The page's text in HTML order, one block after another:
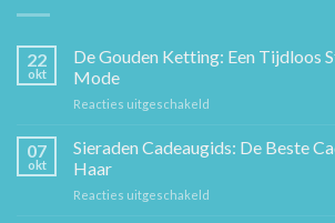
22
okt
De Gouden Ketting: Een Tijdloos
Mode
Reacties uitgeschakeld
Gouden
07
okt
Sieraden Cadeaugids: De Beste
Haar
Reacties uitgeschakeld